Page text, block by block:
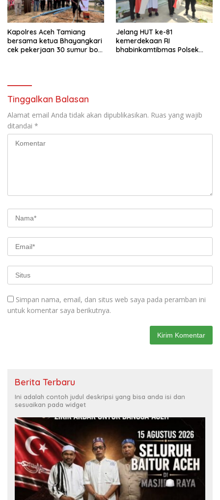
Kapolres Aceh Tamiang
bersama ketua Bhayangkari
cek pekerjaan 30 sumur bor
Jelang HUT ke-81
kemerdekaan RI
bhabinkamtibmas Polsek
Tinggalkan Balasan
Alamat email Anda tidak akan dipublikasikan. Ruas yang wajib
ditandai *
Simpan nama, email, dan situs web saya pada peramban ini
untuk komentar saya berikutnya.
Berita Terbaru
Ini adalah contoh judul deskripsi yang bisa anda isi dan
sesuaikan pada widget